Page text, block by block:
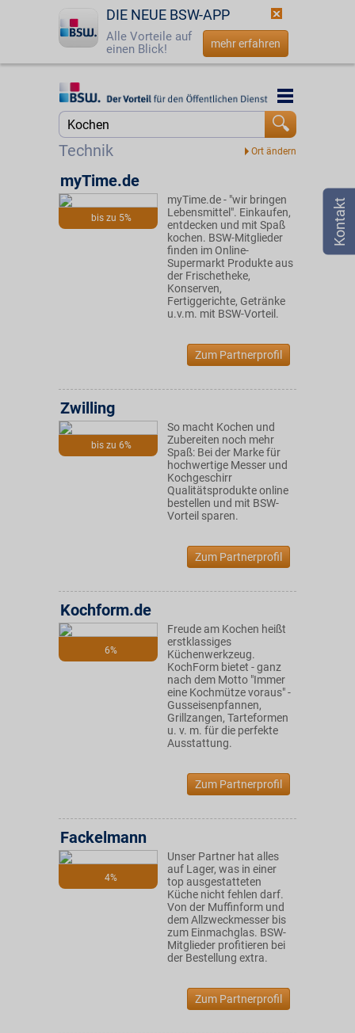
DIE NEUE BSW-APP
Alle Vorteile auf
einen Blick!
mehr erfahren
Startseite
☎ 0800 - 279 25 82
Technik
Startseite
bis zu 5%
myTime.de
myTime.de - "wir bringen
Lebensmittel". Einkaufen,
entdecken und mit Spaß
kochen. BSW-Mitglieder
finden im Online-
Supermarkt Produkte aus
der Frischetheke,
Konserven,
Fertiggerichte, Getränke
u.v.m. mit BSW-Vorteil.
Zum Partnerprofil
bis zu 6%
Zwilling
So macht Kochen und
Zubereiten noch mehr
Spaß: Bei der Marke für
hochwertige Messer und
Kochgeschirr
Qualitätsprodukte online
bestellen und mit BSW-
Vorteil sparen.
Zum Partnerprofil
6%
Kochform.de
Freude am Kochen heißt
erstklassiges
Küchenwerkzeug.
KochForm bietet - ganz
nach dem Motto "Immer
eine Kochmütze voraus" -
Gusseisenpfannen,
Grillzangen, Tarteformen
u. v. m. für die perfekte
Ausstattung.
Zum Partnerprofil
4%
Fackelmann
Unser Partner hat alles
auf Lager, was in einer
top ausgestatteten
Küche nicht fehlen darf.
Von der Muffinform und
dem Allzweckmesser bis
zum Einmachglas. BSW-
Mitglieder profitieren bei
der Bestellung extra.
Zum Partnerprofil